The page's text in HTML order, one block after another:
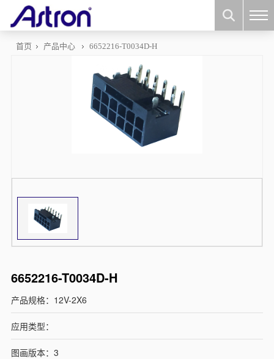
首页 产品中心 6652216-T0034D-H
6652216-T0034D-H
产品规格：12V-2X6
应用类型：
图画版本：3